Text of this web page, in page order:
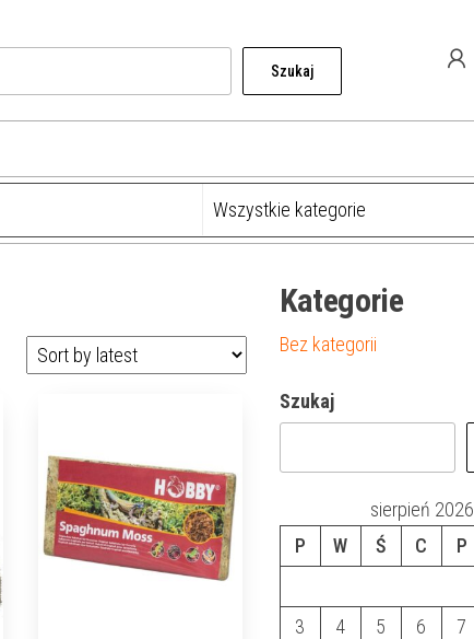
Szukaj
Kategorie
Bez kategorii
Szukaj
sierpień 2026
P
W Ś C P
3
4 5 6 7